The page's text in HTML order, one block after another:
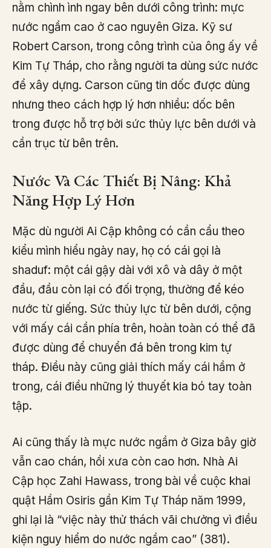
nằm chình ình ngay bên dưới công trình: mực
nước ngầm cao ở cao nguyên Giza. Kỹ sư
Robert Carson, trong công trình của ông ấy về
Kim Tự Tháp, cho rằng người ta dùng sức nước
để xây dựng. Carson cũng tin dốc được dùng
nhưng theo cách hợp lý hơn nhiều: dốc bên
trong được hỗ trợ bởi sức thủy lực bên dưới và
cần trục từ bên trên.
Nước Và Các Thiết Bị Nâng: Khả
Năng Hợp Lý Hơn
Mặc dù người Ai Cập không có cần cẩu theo
kiểu mình hiểu ngày nay, họ có cái gọi là
shaduf: một cái gậy dài với xô và dây ở một
đầu, đầu còn lại có đối trọng, thường để kéo
nước từ giếng. Sức thủy lực từ bên dưới, cộng
với mấy cái cần phía trên, hoàn toàn có thể đã
được dùng để chuyển đá bên trong kim tự
tháp. Điều này cũng giải thích mấy cái hầm ở
trong, cái điều những lý thuyết kia bó tay toàn
tập.
Ai cũng thấy là mực nước ngầm ở Giza bây giờ
vẫn cao chán, hồi xưa còn cao hơn. Nhà Ai
Cập học Zahi Hawass, trong bài về cuộc khai
quật Hầm Osiris gần Kim Tự Tháp năm 1999,
ghi lại là “việc này thử thách vãi chưởng vì điều
kiện nguy hiểm do nước ngầm cao” (381).